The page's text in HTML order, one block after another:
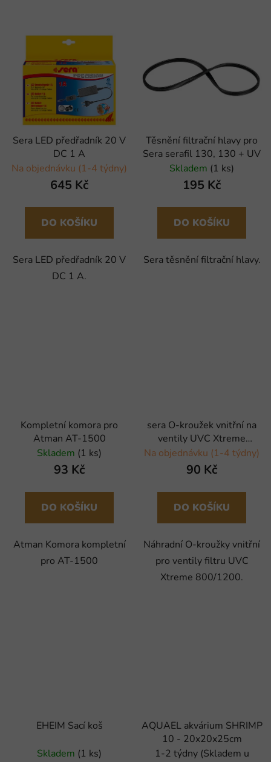
Sera LED předřadník 20 V
DC 1 A
Na objednávku (1-4 týdny)
645 Kč
DO KOŠÍKU
Sera LED předřadník 20 V
DC 1 A.
Těsnění filtrační hlavy pro
Sera serafil 130, 130 + UV
Skladem (1 ks)
195 Kč
DO KOŠÍKU
Sera těsnění filtrační hlavy.
Kompletní komora pro
Atman AT-1500
Skladem (1 ks)
93 Kč
DO KOŠÍKU
Atman Komora kompletní
pro AT-1500
sera O-kroužek vnitřní na
ventily UVC Xtreme
800/1200 - 4 ks
Na objednávku (1-4 týdny)
90 Kč
DO KOŠÍKU
Náhradní O-kroužky vnitřní
pro ventily filtru UVC
Xtreme 800/1200.
EHEIM Sací koš
Skladem (1 ks)
AQUAEL akvárium SHRIMP
10 - 20x20x25cm
1-2 týdny (Skladem u